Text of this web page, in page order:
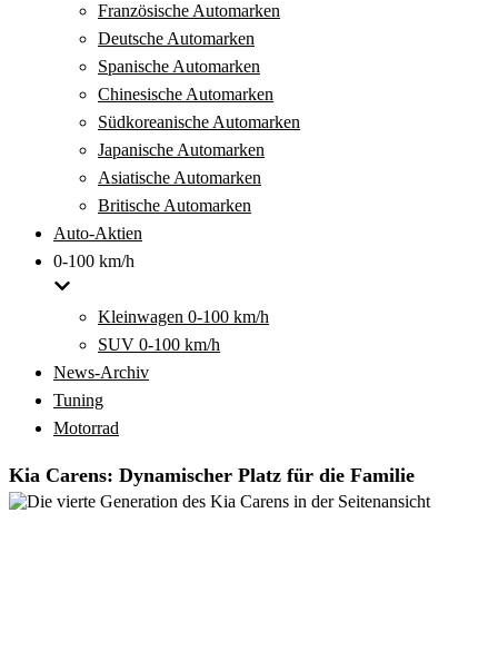
Französische Automarken
Deutsche Automarken
Spanische Automarken
Chinesische Automarken
Südkoreanische Automarken
Japanische Automarken
Asiatische Automarken
Britische Automarken
Auto-Aktien
0-100 km/h
Kleinwagen 0-100 km/h
SUV 0-100 km/h
News-Archiv
Tuning
Motorrad
Kia Carens: Dynamischer Platz für die Familie